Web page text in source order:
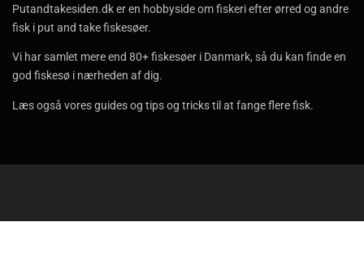
Putandtakesiden.dk er en hobbyside om fiskeri efter ørred og andre
fisk i put and take fiskesøer.
Vi har samlet mere end 80+ fiskesøer i Danmark, så du kan finde en
god fiskesø i nærheden af dig.
Læs også vores guides og tips og tricks til at fange flere fisk.